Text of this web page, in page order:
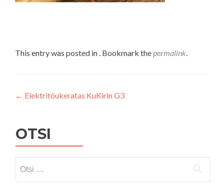
This entry was posted in . Bookmark thepermalink.
Navigeerimine
← Elektritõukeratas KuKirin G3
OTSI